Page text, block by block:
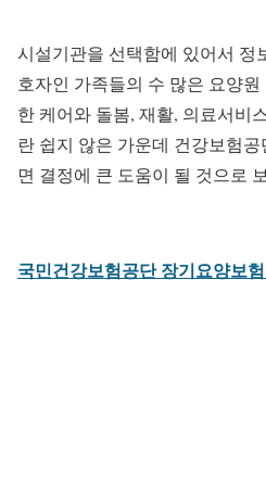
시설기관을 선택함에 있어서 정
호자인 가족들의 수 많은 요양
한 케어와 돌봄, 재활, 의료서비
란 쉽지 않은 가운데 건강보험
면 결정에 큰 도움이 될 것으로
국민건강보험공단 장기요양보